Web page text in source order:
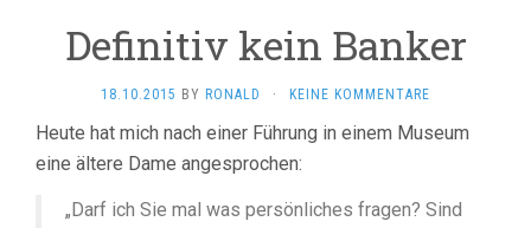
Definitiv kein Banker
18.10.2015 BY RONALD · KEINE KOMMENTARE
Heute hat mich nach einer Führung in einem Museum
eine ältere Dame angesprochen:
„Darf ich Sie mal was persönliches fragen? Sind